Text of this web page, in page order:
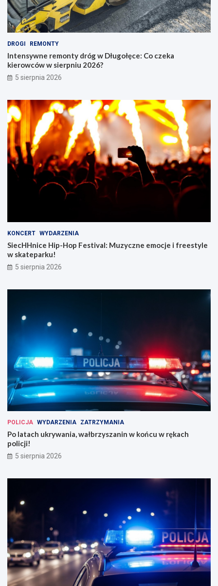
DROGI REMONTY
Intensywne remonty dróg w Długołęce: Co czeka
kierowców w sierpniu 2026?
5 sierpnia 2026
KONCERT WYDARZENIA
SiecHHnice Hip-Hop Festival: Muzyczne emocje i freestyle
w skateparku!
5 sierpnia 2026
POLICJA WYDARZENIA ZATRZYMANIA
Po latach ukrywania, wałbrzyszanin w końcu w rękach
policji!
5 sierpnia 2026